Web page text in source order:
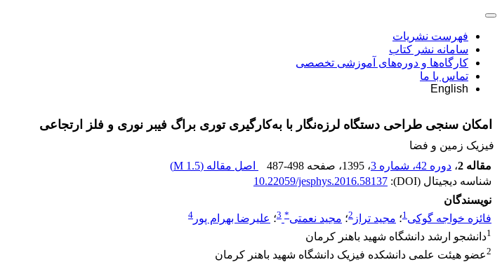
فهرست نشریات
سامانه نشر کتاب
کارگاه‌ها و دوره‌های آموزشی تخصصی
تماس با ما
English
امکان سنجی طراحی دستگاه لرزه‌نگار با به‌کارگیری توری براگ فیبر نوری و فلز ارتجاعی
فیزیک زمین و فضا
مقاله 2
، دوره 42، شماره 3 ، 1395 ، صفحه 487-498 اصل مقاله (1.5 M
)
شناسه دیجیتال (DOI):
10.22059/jesphys.2016.58137
نویسندگان
فائزه خواجه گوکی1؛ مجید تراز 2؛ مجید نعمتی*
3؛ علیرضا بهرام پور 4
1دانشجو ارشد دانشگاه شهید باهنر کرمان
2عضو هیئت علمی دانشکده فیزیک دانشگاه شهید باهنر کرمان